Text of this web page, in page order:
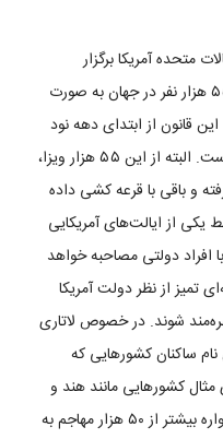
متحده آمریکا برگزار
می‌شود. در این قرعه‌کشی، سالیانه به ۵۵ هزار نفر در جهان به صورت
قانون از ابتدای دهه نود
میلادی آغاز شد و تاکنون ادامه داشته است. البته از این ۵۵ هزار ویزا،
و باقی با قرعه کشی داده
یکی از ایالت‌های آمریکایی
افراد دولتی مصاحبه خواهد
تمیز از نظر دولت آمریکا
شوند. در خصوص لاتاری
ساکنان کشورهایی که
کشورهایی مانند هند و
انگلستان که طی دوره‌های پنج ساله همواره بیشتر از ۵۰ هزار مهاجم به